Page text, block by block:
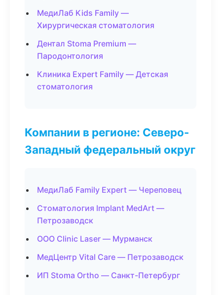
МедиЛаб Kids Family —
Хирургическая стоматология
Дентал Stoma Premium —
Пародонтология
Клиника Expert Family — Детская
стоматология
Компании в регионе: Северо-
Западный федеральный округ
МедиЛаб Family Expert — Череповец
Стоматология Implant MedArt —
Петрозаводск
ООО Clinic Laser — Мурманск
МедЦентр Vital Care — Петрозаводск
ИП Stoma Ortho — Санкт-Петербург